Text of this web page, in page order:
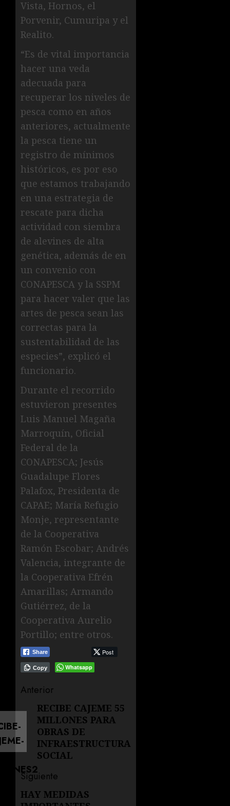
Vista, Hornos, el
Porvenir, Cumuripa y el
Realito.
“Es de vital importancia
hacer una veda
adecuada para
recuperar los niveles de
pesca como en años
anteriores, actualmente
la pesca tiene un
registro de mínimos
históricos, es por eso
que estamos trabajando
en una estrategia de
rescate para dicha
actividad con siembra
de alevines de alta
genética, además de en
un convenio con
CONAPESCA y la SSPM
para hacer valer que las
artes de pesca sean las
correctas para la
sustentabilidad de las
especies”, explicó el
funcionario.
Durante el recorrido
estuvieron presentes
Luis Manuel Magaña
Marroquín, Oficial
Federal de la
CONAPESCA; Jesús
Guadalupe Flores
Palafox, Presidenta de
CAPAE; María Refugio
Monje, representante
de la Cooperativa
Ramón Escobar; Andrés
Valencia, integrante de
la Cooperativa Efrén
Amarillas; Armando
Gutiérrez, de la
Cooperativa Aurelio
Portillo; entre otros.
Share Post
Whatsapp
Copy
Navegación
de
entradas
Anterior
Entrada
anterior:
RECIBE CAJEME 55
MILLONES PARA
OBRAS DE
INFRAESTRUCTURA
SOCIAL
Siguiente
Siguiente
HAY MEDIDAS